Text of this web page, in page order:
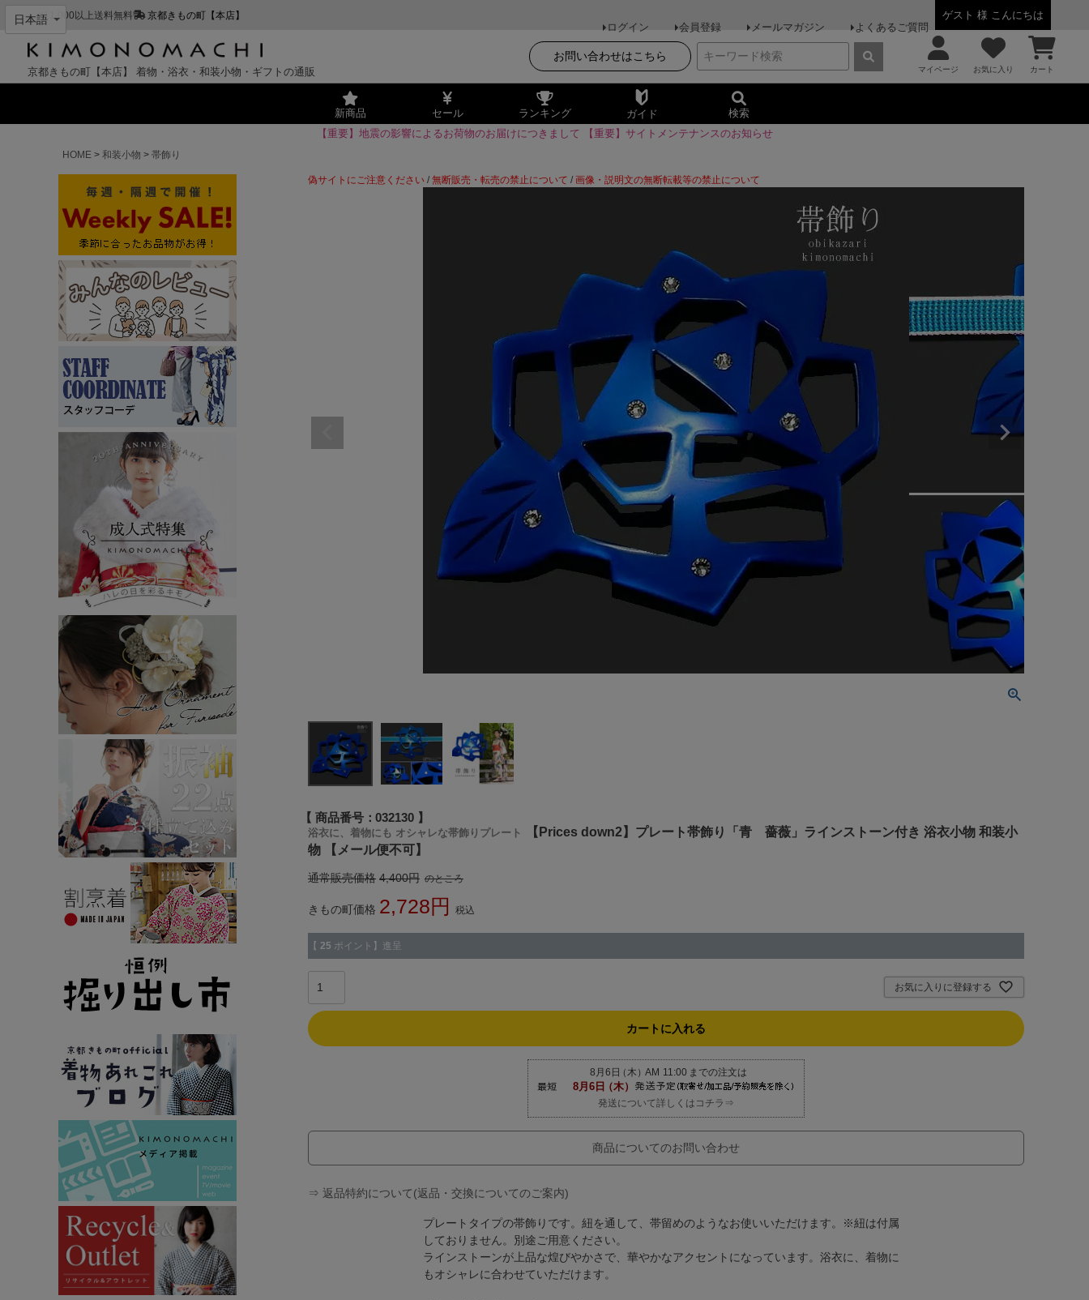
¥11,000以上送料無料 京都きもの町【本店】
ゲスト 様 こんにちは
ログイン
会員登録 メールマガジン よくあるご質問
京都きもの町【本店】 着物・浴衣・和装小物・ギフトの通販
お問い合わせはこちら
マイページ お気に入り カート
新商品 セール ランキング ガイド 検索
【重要】地震の影響によるお荷物のお届けにつきまして
【重要】サイトメンテナンスのお知らせ
HOME
和装小物 帯飾り
偽サイトにご注意ください / 無断販売・転売の禁止について / 画像・説明文の無断転載等の禁止について
商品番号 032130
浴衣に、着物にも オシャレな帯飾りプレート
【Prices down2】プレート帯飾り「青 薔薇」ラインストーン付き 浴衣小物 和装小
物 【メール便不可】
通常販売価格 4,400 のところ
きもの町価格 2,728 税込
【 25 ポイント】進呈
お気に入りに登録する
カートに入れる
発送について詳しくはコチラ⇒
商品についてのお問い合わせ
⇒ 返品特約について(返品・交換についてのご案内)
プレートタイプの帯飾りです。紐を通して、帯留めのようなお使いいただけます。※紐は付属
しておりません。別途ご用意ください。
ラインストーンが上品な煌びやかさで、華やかなアクセントになっています。浴衣に、着物に
もオシャレに合わせていただけます。